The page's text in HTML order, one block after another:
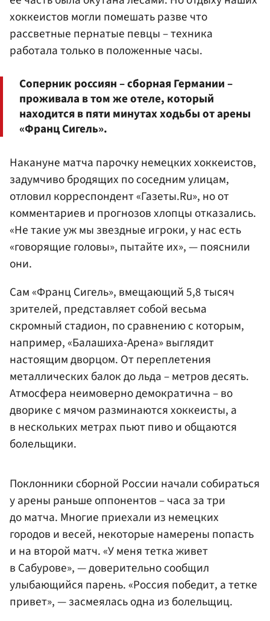
хоккеистов могли помешать разве что
рассветные пернатые певцы – техника
работала только в положенные часы.
Соперник россиян – сборная Германии –
проживала в том же отеле, который
находится в пяти минутах ходьбы от арены
«Франц Сигель».
Накануне матча парочку немецких хоккеистов,
задумчиво бродящих по соседним улицам,
отловил корреспондент «Газеты.Ru», но от
комментариев и прогнозов хлопцы отказались.
«Не такие уж мы звездные игроки, у нас есть
«говорящие головы», пытайте их», — пояснили
они.
Сам «Франц Сигель», вмещающий 5,8 тысяч
зрителей, представляет собой весьма
скромный стадион, по сравнению с которым,
например, «Балашиха-Арена» выглядит
настоящим дворцом. От переплетения
металлических балок до льда – метров десять.
Атмосфера неимоверно демократична – во
дворике с мячом разминаются хоккеисты, а
в нескольких метрах пьют пиво и общаются
болельщики.
Поклонники сборной России начали собираться
у арены раньше оппонентов – часа за три
до матча. Многие приехали из немецких
городов и весей, некоторые намерены попасть
и на второй матч. «У меня тетка живет
в Сабурове», — доверительно сообщил
улыбающийся парень. «Россия победит, а тетке
привет», — засмеялась одна из болельщиц.